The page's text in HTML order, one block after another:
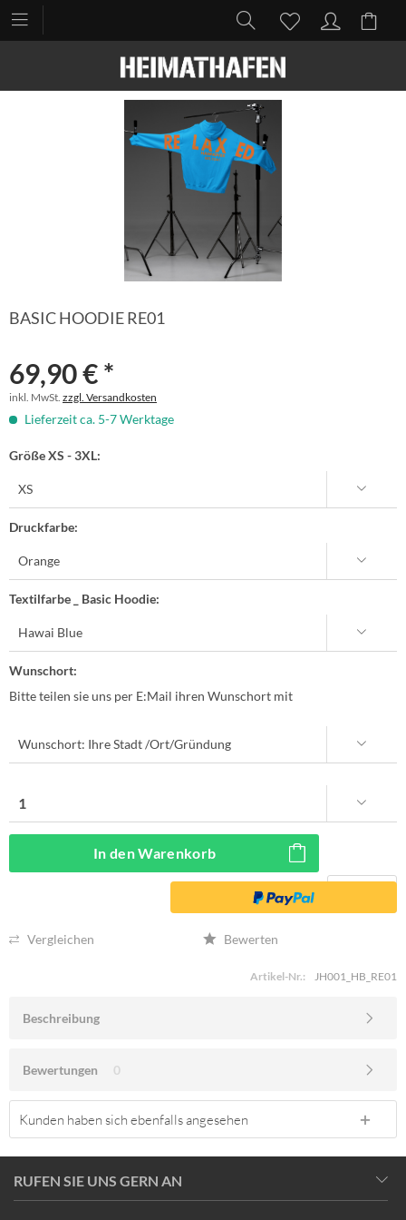
BASIC HOODIE RE01
69,90 € *
inkl. MwSt. zzgl. Versandkosten
Lieferzeit ca. 5-7 Werktage
Größe XS - 3XL:
Druckfarbe:
Textilfarbe _ Basic Hoodie:
Wunschort:
Bitte teilen sie uns per E:Mail ihren Wunschort mit
In denWarenkorb
Vergleichen Bewerten
Artikel-Nr.: JH001_HB_RE01
Beschreibung
Bewertungen 0
Kunden haben sich ebenfalls angesehen
RUFEN SIE UNS GERN AN